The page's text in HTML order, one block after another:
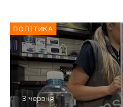
3 червня
ПОЛІТИКА